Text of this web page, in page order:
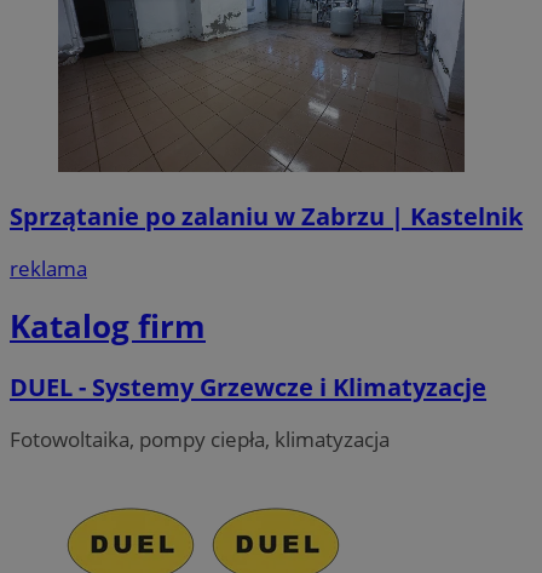
Sprzątanie po zalaniu w Zabrzu | Kastelnik
reklama
Katalog firm
DUEL - Systemy Grzewcze i Klimatyzacje
Fotowoltaika, pompy ciepła, klimatyzacja